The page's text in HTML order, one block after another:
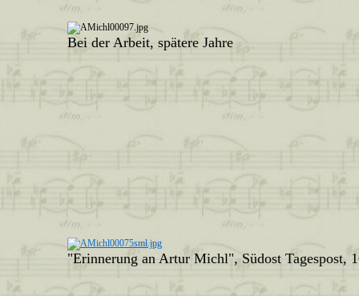
Bei der Arbeit, spätere Jahre
"Erinnerung an Artur Michl", Südost Tagespost,